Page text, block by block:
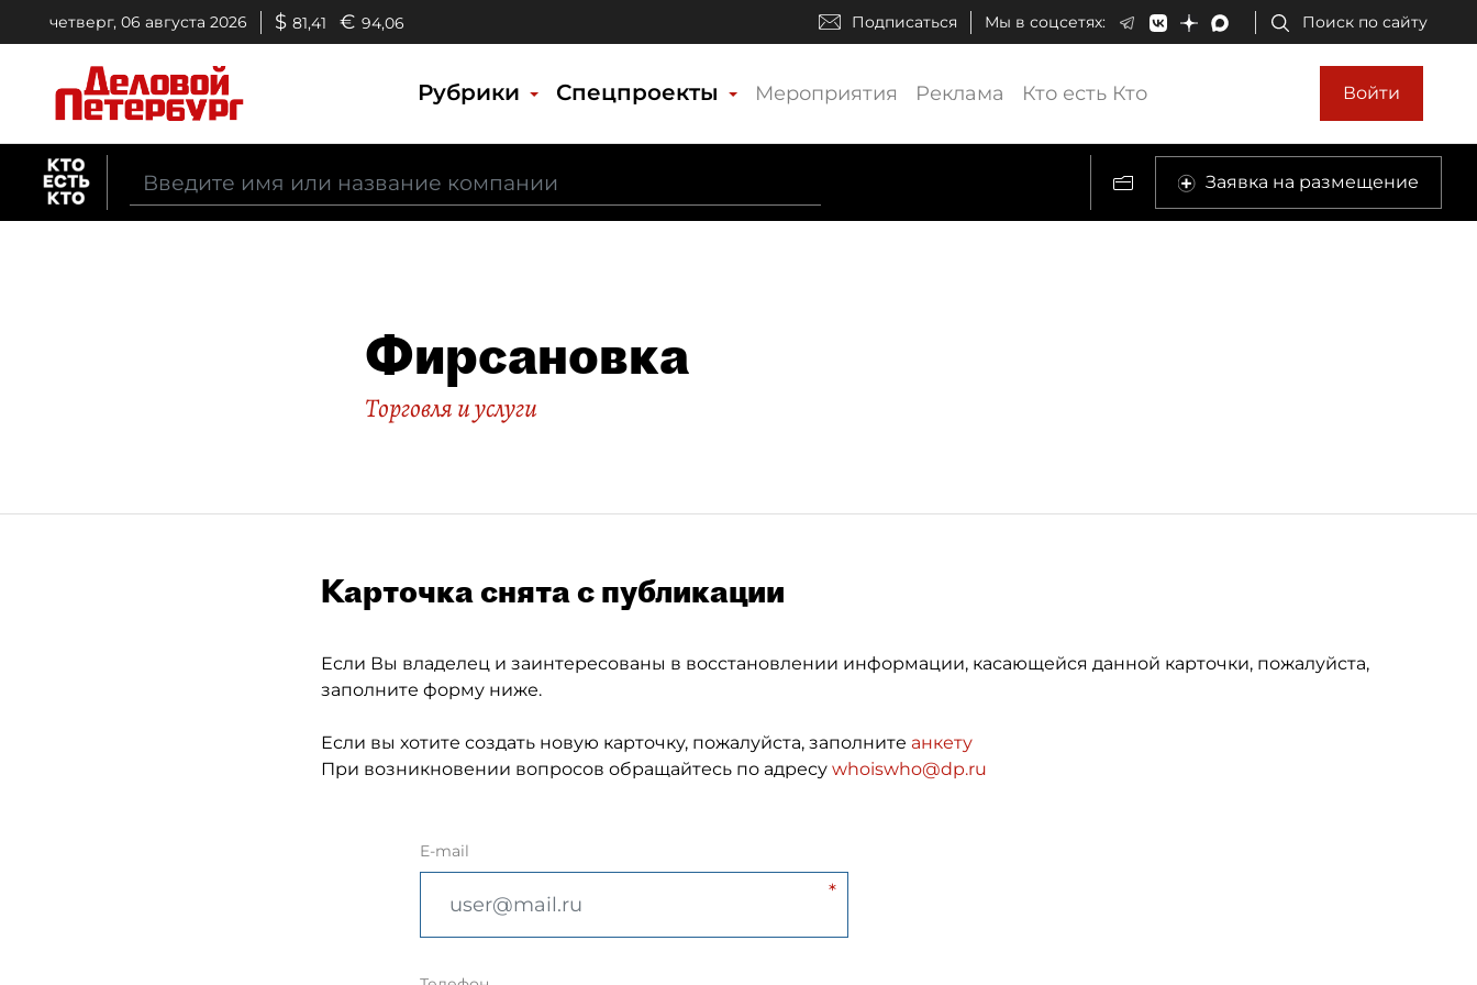
четверг, 06 августа 2026 $ 81,41 € 94,06 Подписаться Мы в соцсетях: Поиск по сайту
Рубрики Спецпроекты Мероприятия Реклама Кто есть Кто Войти
Заявка на размещение
Фирсановка
Торговля и услуги
Карточка снята с публикации
Если Вы владелец и заинтересованы в восстановлении информации, касающейся данной карточки, пожалуйста,
заполните форму ниже.
Если вы хотите создать новую карточку, пожалуйста, заполните анкету
При возникновении вопросов обращайтесь по адресу whoiswho@dp.ru
E-mail